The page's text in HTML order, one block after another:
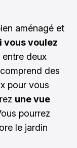
aménagé et
voulez
entre deux
des
pour vous
une vue
pourrez
le jardin